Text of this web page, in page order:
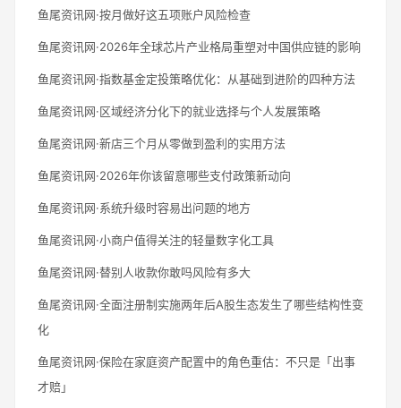
鱼尾资讯网·按月做好这五项账户风险检查
鱼尾资讯网·2026年全球芯片产业格局重塑对中国供应链的影响
鱼尾资讯网·指数基金定投策略优化：从基础到进阶的四种方法
鱼尾资讯网·区域经济分化下的就业选择与个人发展策略
鱼尾资讯网·新店三个月从零做到盈利的实用方法
鱼尾资讯网·2026年你该留意哪些支付政策新动向
鱼尾资讯网·系统升级时容易出问题的地方
鱼尾资讯网·小商户值得关注的轻量数字化工具
鱼尾资讯网·替别人收款你敢吗风险有多大
鱼尾资讯网·全面注册制实施两年后A股生态发生了哪些结构性变
化
鱼尾资讯网·保险在家庭资产配置中的角色重估：不只是「出事
才赔」